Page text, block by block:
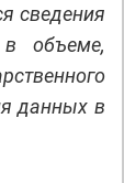
сведения
объеме,
данных в